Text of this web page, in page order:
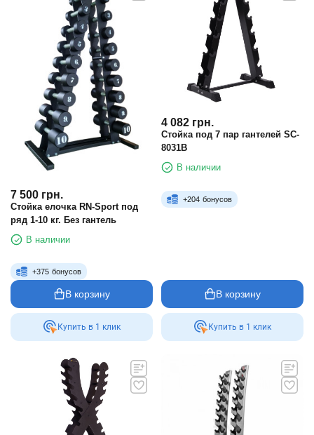
7 500 грн.
Стойка елочка RN-Sport под
ряд 1-10 кг. Без гантель
В наличии
+375 бонусов
В корзину
Купить в 1 клик
4 082 грн.
Стойка под 7 пар гантелей SC-
8031B
В наличии
+204 бонусов
В корзину
Купить в 1 клик